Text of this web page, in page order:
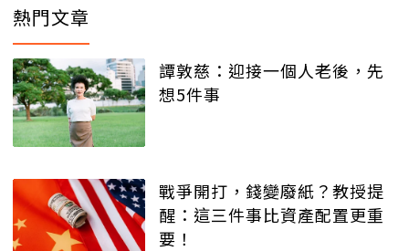
熱門文章
譚敦慈：迎接一個人老後，先
想5件事
戰爭開打，錢變廢紙？教授提
醒：這三件事比資產配置更重
要！